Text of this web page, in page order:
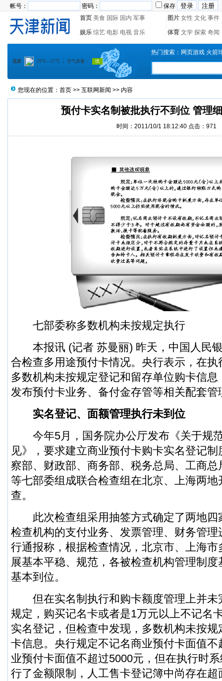
帐号： 密码：
保存
首页 美食 国际 国内 军事 图片 女性 文化 事件
娱乐 综艺 电影 电视 音乐 体育 文学 探索 奇闻
热门搜索： 网页游戏 火箭
您现在的位置： 首页 >> 互联网新闻 >> 内容
预付卡实名制被批执行不到位 管理
时间：2011/10/1 18:12:40 点击：971
七部委称多数机构未按规定执行
本报讯 (记者 苏曼丽) 昨天，中国人民
合检查多用途预付卡情况。央行表示，在
多数机构未按规定登记和留存单位购卡信息
发布预付卡业务、备付金存管等相关配套管
实名登记、面额管理执行未到位
今年5月，国务院办公厅发布《关于规
见》，要求建立商业预付卡购卡实名登记
察部、财政部、商务部、税务总局、工商
等七部委组成联合检查组在北京、上海两
查。
此次检查组采用抽签方式确定了两地四
检查机构的支付业务、发票管理、财务管
行通报称，根据检查情况，北京市、上海
展基本平稳、规范，各被检查机构管理制
基本到位。
但在实名制执行和购卡额度管理上并未
规定，购买记名卡或者是1万元以上不记名
实名登记，但检查中发现，多数机构未按
卡信息。央行规定不记名商业预付卡面值
业预付卡面值不超过5000元，但在执行时
行了金额限制，人工售卡登记簿中尚存在超